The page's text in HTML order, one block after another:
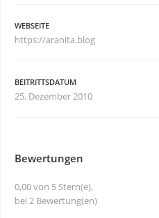
WEBSEITE
https://aranita.blog
BEITRITTSDATUM
25. Dezember 2010
Bewertungen
0,00 von 5 Stern(e),
bei 2 Bewertung(en)